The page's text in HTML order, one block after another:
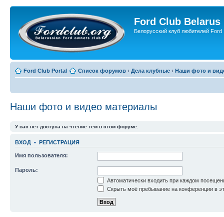
Ford Club Belarus
Белорусский клуб любителей Ford
Ford Club Portal Список форумов ‹ Дела клубные ‹ Наши фото и
Наши фото и видео материалы
У вас нет доступа на чтение тем в этом форуме.
ВХОД • РЕГИСТРАЦИЯ
Имя пользователя:
Пароль:
Автоматически входить при каждом
Скрыть моё пребывание на конференции в